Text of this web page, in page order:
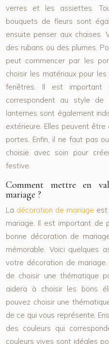
verres et les assiettes.
bouquets de fleurs sont
ensuite penser aux chaises.
des rubans ou des plumes.
peut commencer par les
choisir les matériaux pour
fenêtres. Il est important
correspondent au style de
lanternes sont également
extérieure. Elles peuvent
portes. Enfin, il ne faut pas
choisie avec soin pour
festive.
Comment mettre en
mariage ?
La décoration de mariage
mariage. Il est important de
bonne décoration de
mémorable. Voici quelques
votre décoration de
de choisir une thématique
aidera à choisir les bons
pouvez choisir une
de ce qui vous représente.
des couleurs qui
couleurs vives sont idéales